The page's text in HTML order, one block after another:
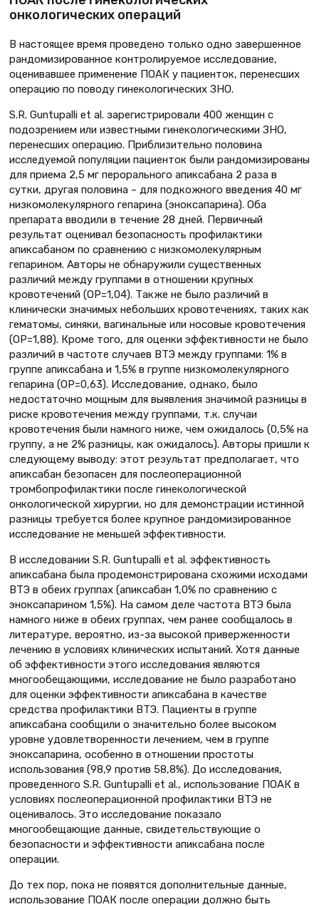
онкологических операций
В настоящее время проведено только одно завершенное
рандомизированное контролируемое исследование,
оценивавшее применение ПОАК у пациенток, перенесших
операцию по поводу гинекологических ЗНО.
S.R. Guntupalli et al. зарегистрировали 400 женщин с
подозрением или известными гинекологическими ЗНО,
перенесших операцию. Приблизительно половина
исследуемой популяции пациенток были рандомизированы
для приема 2,5 мг перорального апиксабана 2 раза в
сутки, другая половина – для подкожного введения 40 мг
низкомолекулярного гепарина (эноксапарина). Оба
препарата вводили в течение 28 дней. Первичный
результат оценивал безопасность профилактики
апиксабаном по сравнению с низкомолекулярным
гепарином. Авторы не обнаружили существенных
различий между группами в отношении крупных
кровотечений (ОР=1,04). Также не было различий в
клинически значимых небольших кровотечениях, таких как
гематомы, синяки, вагинальные или носовые кровотечения
(ОР=1,88). Кроме того, для оценки эффективности не было
различий в частоте случаев ВТЭ между группами: 1% в
группе апиксабана и 1,5% в группе низкомолекулярного
гепарина (ОР=0,63). Исследование, однако, было
недостаточно мощным для выявления значимой разницы в
риске кровотечения между группами, т.к. случаи
кровотечения были намного ниже, чем ожидалось (0,5% на
группу, а не 2% разницы, как ожидалось). Авторы пришли к
следующему выводу: этот результат предполагает, что
апиксабан безопасен для послеоперационной
тромбопрофилактики после гинекологической
онкологической хирургии, но для демонстрации истинной
разницы требуется более крупное рандомизированное
исследование не меньшей эффективности.
В исследовании S.R. Guntupalli et al. эффективность
апиксабана была продемонстрирована схожими исходами
ВТЭ в обеих группах (апиксабан 1,0% по сравнению с
эноксапарином 1,5%). На самом деле частота ВТЭ была
намного ниже в обеих группах, чем ранее сообщалось в
литературе, вероятно, из-за высокой приверженности
лечению в условиях клинических испытаний. Хотя данные
об эффективности этого исследования являются
многообещающими, исследование не было разработано
для оценки эффективности апиксабана в качестве
средства профилактики ВТЭ. Пациенты в группе
апиксабана сообщили о значительно более высоком
уровне удовлетворенности лечением, чем в группе
эноксапарина, особенно в отношении простоты
использования (98,9 против 58,8%). До исследования,
проведенного S.R. Guntupalli et al., использование ПОАК в
условиях послеоперационной профилактики ВТЭ не
оценивалось. Это исследование показало
многообещающие данные, свидетельствующие о
безопасности и эффективности апиксабана после
операции.
До тех пор, пока не появятся дополнительные данные,
использование ПОАК после операции должно быть